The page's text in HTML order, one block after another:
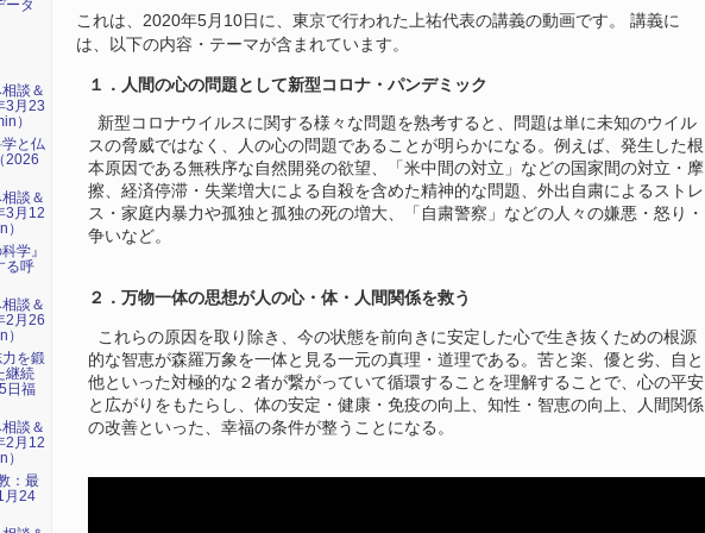
これは、2020年5月10日に、東京で行われた上祐代表の講義の動画です。 講義に
は、以下の内容・テーマが含まれています。
１．人間の心の問題として新型コロナ・パンデミック
新型コロナウイルスに関する様々な問題を熟考すると、問題は単に未知のウイル
スの脅威ではなく、人の心の問題であることが明らかになる。例えば、発生した根
本原因である無秩序な自然開発の欲望、「米中間の対立」などの国家間の対立・摩
擦、経済停滞・失業増大による自殺を含めた精神的な問題、外出自粛によるストレ
ス・家庭内暴力や孤独と孤独の死の増大、「自粛警察」などの人々の嫌悪・怒り・
争いなど。
２．万物一体の思想が人の心・体・人間関係を救う
これらの原因を取り除き、今の状態を前向きに安定した心で生き抜くための根源
的な智恵が森羅万象を一体と見る一元の真理・道理である。苦と楽、優と劣、自と
他といった対極的な２者が繋がっていて循環することを理解することで、心の平安
と広がりをもたらし、体の安定・健康・免疫の向上、知性・智恵の向上、人間関係
の改善といった、幸福の条件が整うことになる。
ータ
談＆
3月23
）
と仏
2026
談＆
3月12
学』
る呼
談＆
2月26
を鍛
継続
日福
談＆
2月12
：最
月24